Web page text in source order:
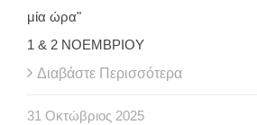
μία ώρα"
1 & 2 ΝΟΕΜΒΡΙΟΥ
Διαβάστε Περισσότερα
31 Οκτώβριος 2025